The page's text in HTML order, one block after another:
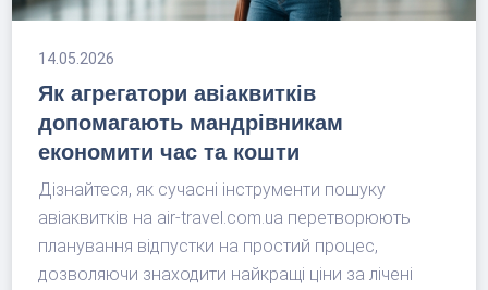
14.05.2026
Як агрегатори авіаквитків
допомагають мандрівникам
економити час та кошти
Дізнайтеся, як сучасні інструменти пошуку
авіаквитків на air-travel.com.ua перетворюють
планування відпустки на простий процес,
дозволяючи знаходити найкращі ціни за лічені